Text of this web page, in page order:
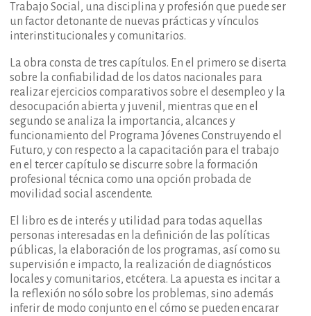
Trabajo Social, una disciplina y profesión que puede ser
un factor detonante de nuevas prácticas y vínculos
interinstitucionales y comunitarios.
La obra consta de tres capítulos. En el primero se diserta
sobre la confiabilidad de los datos nacionales para
realizar ejercicios comparativos sobre el desempleo y la
desocupación abierta y juvenil, mientras que en el
segundo se analiza la importancia, alcances y
funcionamiento del Programa Jóvenes Construyendo el
Futuro, y con respecto a la capacitación para el trabajo
en el tercer capítulo se discurre sobre la formación
profesional técnica como una opción probada de
movilidad social ascendente.
El libro es de interés y utilidad para todas aquellas
personas interesadas en la definición de las políticas
públicas, la elaboración de los programas, así como su
supervisión e impacto, la realización de diagnósticos
locales y comunitarios, etcétera. La apuesta es incitar a
la reflexión no sólo sobre los problemas, sino además
inferir de modo conjunto en el cómo se pueden encarar